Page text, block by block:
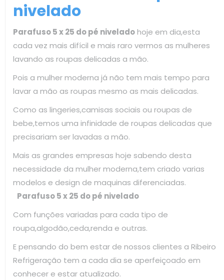
nivelado
Parafuso 5 x 25 do pé niveladohoje em dia,esta
cada vez mais difícil e mais raro vermos as mulheres
lavando as roupas delicadas a mão.
Pois a mulher moderna já não tem mais tempo para
lavar a mão as roupas mesmo as mais delicadas.
Como as lingeries,camisas sociais ou roupas de
bebe,temos uma infinidade de roupas delicadas que
precisariam ser lavadas a mão.
Mais as grandes empresas hoje sabendo desta
necessidade da mulher moderna,tem criado varias
modelos e design de maquinas diferenciadas.
Parafuso 5 x 25 do pé nivelado
Com funções variadas para cada tipo de
roupa,algodão,ceda,renda e outras.
E pensando do bem estar de nossos clientes a Ribeiro
Refrigeração tem a cada dia se aperfeiçoado em
conhecer e estar atualizado.